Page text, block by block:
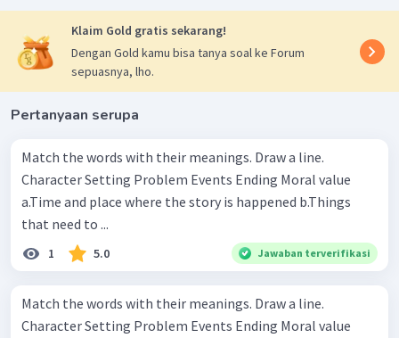
Klaim Gold gratis sekarang!
Dengan Gold kamu bisa tanya soal ke Forum
sepuasnya, lho.
Pertanyaan serupa
Match the words with their meanings. Draw a line.
Character Setting Problem Events Ending Moral value
a.Time and place where the story is happened b.Things
that need to ...
1 5.0 Jawaban terverifikasi
Match the words with their meanings. Draw a line.
Character Setting Problem Events Ending Moral value